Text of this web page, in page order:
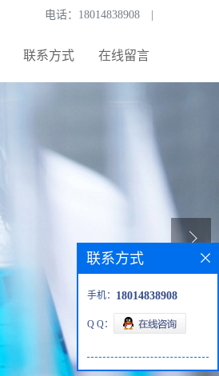
电话： 18014838908
联系方式 在线留言
联系方式
手机： 18014838908
Q Q：